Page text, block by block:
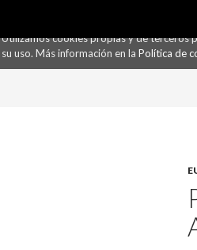
Utilizamos cookies propias y de terceros
su uso. Más información en la Política de